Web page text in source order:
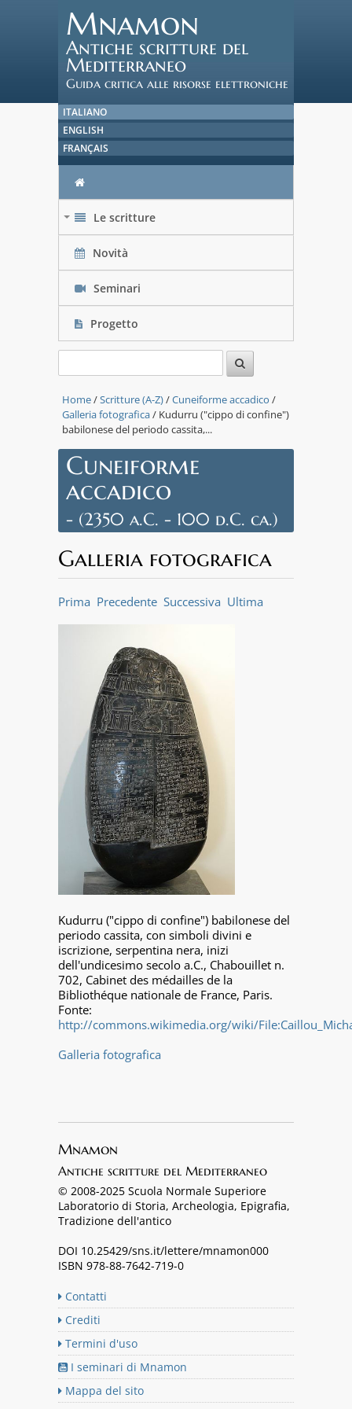
Mnamon
Antiche scritture del
Mediterraneo
Guida critica alle risorse elettroniche
ITALIANO
ENGLISH
FRANÇAIS
Le scritture
Novità
Seminari
Progetto
Home/Scritture (A-Z)/Cuneiforme accadico /
Galleria fotografica/ Kudurru ("cippo di confine")
babilonese del periodo cassita,...
Cuneiforme
accadico
- (2350 a.C. - 100 d.C. ca.)
Galleria fotografica
Prima Precedente Successiva Ultima
Kudurru ("cippo di confine") babilonese del
periodo cassita, con simboli divini e
iscrizione, serpentina nera, inizi
dell'undicesimo secolo a.C., Chabouillet n.
702, Cabinet des médailles de la
Bibliothéque nationale de France, Paris.
Fonte:
http://commons.wikimedia.org/wiki/
Galleria fotografica
Mnamon
Antiche scritture del Mediterraneo
© 2008-2025 Scuola Normale Superiore
Laboratorio di Storia, Archeologia, Epigrafia,
Tradizione dell'antico
DOI 10.25429/sns.it/lettere/mnamon000
ISBN 978-88-7642-719-0
Contatti
Crediti
Termini d'uso
I seminari di Mnamon
Mappa del sito